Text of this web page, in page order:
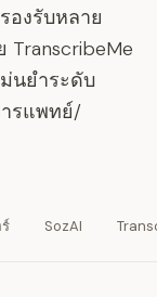
องรับหลาย
นยำระดับ
รแพทย์/
SozAI